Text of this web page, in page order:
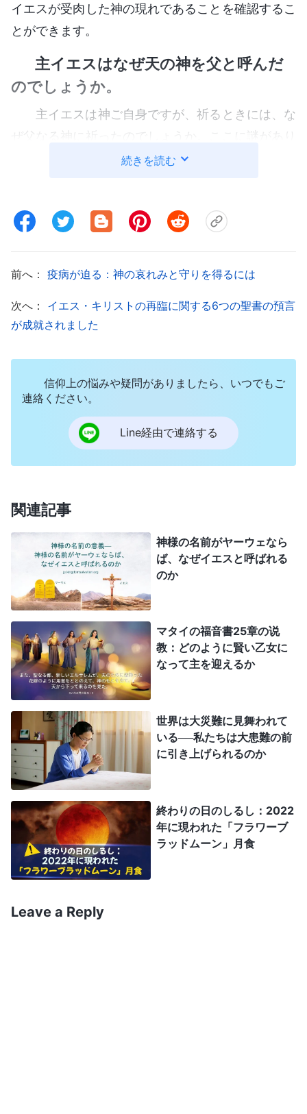
イエスが受肉した神の現れであることを確認するこ
とができます。
主イエスはなぜ天の神を父と呼んだ
のでしょうか。
主イエスは神ご自身ですが、祈るときには、な
ぜ父なる神に祈ったのでしょうか。ここに謎があり
いて、ちょうど私たち人間が自分の中に自分の魂を
感じられないのと同じように、肉はそれを全く感じ
ることができません。主イエスが働き始め、使命を
遂行する前は、普通の人間の状態で暮らしていまし
た。主イエスは、自分が受肉した神であることをま
ったく知りませんでした。なぜなら、神の霊が肉に
の日、その時は、だれも知らない。天にいる御使た
（マルコによる福音書 13:32）とあります。主
イエスが正式にその地位に就かれたとき、聖霊は彼
身の正体を知り、贖いの業を行うために来られたこ
とを知ったのです。しかし十字架にはりつけられる
前は、ただの人の子であり、キリストでした。だか
ら天の父に祈るのは自然なことであり、また、人間
の立場から神の霊に祈っていたのもとても自然なこ
とだったのです。主イエスが十字架にはりつけられ
るまさにそのとき、主イエスは父なる神にも祈りを
捧げられましたが、そのことを通して、謙遜さと従
順さがわかります。
全能神は言います。「イエスが祈る間、父の名
で天の神を呼んだ時、これは被造物の人の観点だけ
から行われたのであり、それはただ神の霊が普通の
正常な肉を着て、被造物の人の外見をしていたため
であった。彼の中には神の霊があったとしても、外
観は普通の人であった。言い換えれば彼は、イエス
自身を含め、すべての人が言うところの『人の子』
になった。彼が人の子と呼ばれるならば、彼は普通
の人々の通常の家庭に生まれた人（男でも女でも、
続きを読む
前へ： 疫病が迫る：神の哀れみと守りを得るには
次へ： イエス・キリストの再臨に関する6つの聖書の預言
が成就されました
信仰上の悩みや疑問がありましたら、いつでもご
連絡ください。
Line経由で連絡する
関連記事
神様の名前がヤーウェなら
ば、なぜイエスと呼ばれる
のか
マタイの福音書25章の说
教：どのように賢い乙女に
なって主を迎えるか
世界は大災難に見舞われて
いる──私たちは大患難の前
に引き上げられるのか
終わりの日のしるし：2022
年に現われた「フラワーブ
ラッドムーン」月食
Leave a Reply